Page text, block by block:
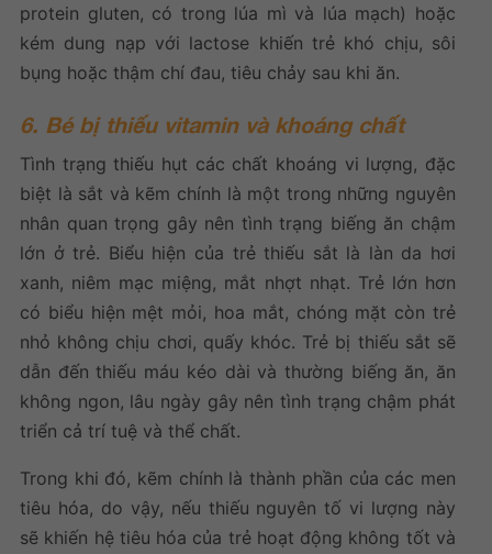
protein gluten, có trong lúa mì và lúa mạch) hoặc
kém dung nạp với lactose khiến trẻ khó chịu, sôi
bụng hoặc thậm chí đau, tiêu chảy sau khi ăn.
6. Bé bị thiếu vitamin và khoáng chất
Tình trạng thiếu hụt các chất khoáng vi lượng, đặc
biệt là sắt và kẽm chính là một trong những nguyên
nhân quan trọng gây nên tình trạng biếng ăn chậm
lớn ở trẻ. Biểu hiện của trẻ thiếu sắt là làn da hơi
xanh, niêm mạc miệng, mắt nhợt nhạt. Trẻ lớn hơn
có biểu hiện mệt mỏi, hoa mắt, chóng mặt còn trẻ
nhỏ không chịu chơi, quấy khóc. Trẻ bị thiếu sắt sẽ
dẫn đến thiếu máu kéo dài và thường biếng ăn, ăn
không ngon, lâu ngày gây nên tình trạng chậm phát
triển cả trí tuệ và thể chất.
Trong khi đó, kẽm chính là thành phần của các men
tiêu hóa, do vậy, nếu thiếu nguyên tố vi lượng này
sẽ khiến hệ tiêu hóa của trẻ hoạt động không tốt và